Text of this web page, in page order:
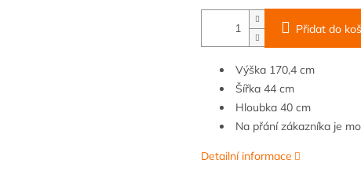
Přidat do
Výška 170,4 cm
Šířka 44 cm
Hloubka 40 cm
Na přání zákazníka je
Detailní informace